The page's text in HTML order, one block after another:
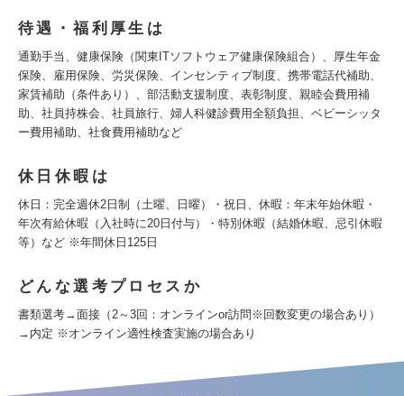
待遇・福利厚生は
通勤手当、健康保険（関東ITソフトウェア健康保険組合）、厚生年金
保険、雇用保険、労災保険、インセンティブ制度、携帯電話代補助、
家賃補助（条件あり）、部活動支援制度、表彰制度、親睦会費用補
助、社員持株会、社員旅行、婦人科健診費用全額負担、ベビーシッタ
ー費用補助、社食費用補助など
休日休暇は
休日：完全週休2日制（土曜、日曜）・祝日、休暇：年末年始休暇・
年次有給休暇（入社時に20日付与）・特別休暇（結婚休暇、忌引休暇
等）など ※年間休日125日
どんな選考プロセスか
書類選考→面接（2～3回：オンラインor訪問※回数変更の場合あり）
→内定 ※オンライン適性検査実施の場合あり